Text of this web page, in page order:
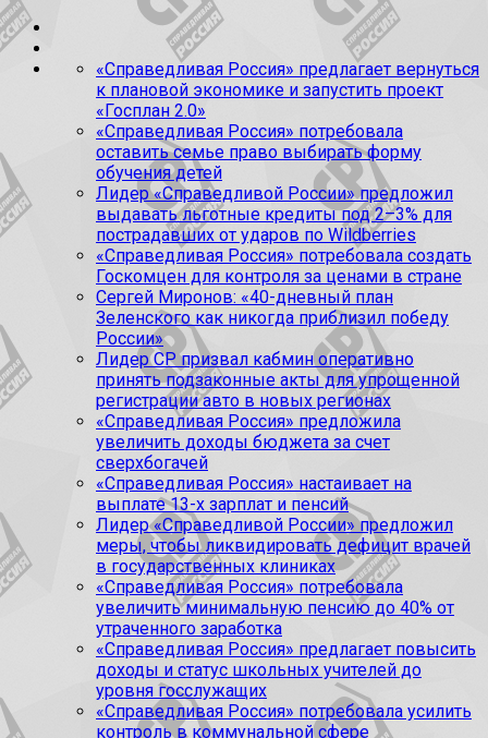
«Справедливая Россия» предлагает вернуться
к плановой экономике и запустить проект
«Госплан 2.0»
«Справедливая Россия» потребовала
оставить семье право выбирать форму
обучения детей
Лидер «Справедливой России» предложил
выдавать льготные кредиты под 2–3% для
пострадавших от ударов по Wildberries
«Справедливая Россия» потребовала создать
Госкомцен для контроля за ценами в стране
Сергей Миронов: «40-дневный план
Зеленского как никогда приблизил победу
России»
Лидер СР призвал кабмин оперативно
принять подзаконные акты для упрощенной
регистрации авто в новых регионах
«Справедливая Россия» предложила
увеличить доходы бюджета за счет
сверхбогачей
«Справедливая Россия» настаивает на
выплате 13-х зарплат и пенсий
Лидер «Справедливой России» предложил
меры, чтобы ликвидировать дефицит врачей
в государственных клиниках
«Справедливая Россия» потребовала
увеличить минимальную пенсию до 40% от
утраченного заработка
«Справедливая Россия» предлагает повысить
доходы и статус школьных учителей до
уровня госслужащих
«Справедливая Россия» потребовала усилить
контроль в коммунальной сфере